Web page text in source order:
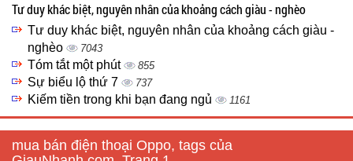
Tư duy khác biệt, nguyên nhân của khoảng cách giàu - nghèo
Tư duy khác biệt, nguyên nhân của khoảng cách giàu -
nghèo
7043
Tóm tắt một phút 855
Sự biểu lộ thứ 7 737
Kiếm tiền trong khi bạn đang ngủ 1161
mua bán điện thoại Oppo, tags của